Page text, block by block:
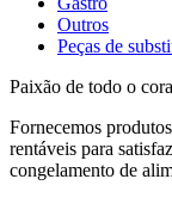
Outros
Peças de
Paixão de todo o
Fornecemos
rentáveis para
congelamento de